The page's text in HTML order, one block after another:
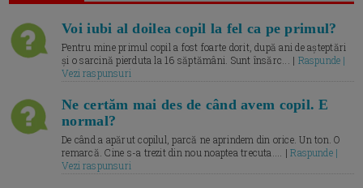
Voi iubi al doilea copil la fel ca pe primul?
Pentru mine primul copil a fost foarte dorit, după ani de așteptări
și o sarcină pierduta la 16 săptămâni. Sunt însărc... | Raspunde |
Vezi raspunsuri
Ne certăm mai des de când avem copil. E
normal?
De când a apărut copilul, parcă ne aprindem din orice. Un ton. O
remarcă. Cine s-a trezit din nou noaptea trecuta.... |Raspunde |
Vezi raspunsuri